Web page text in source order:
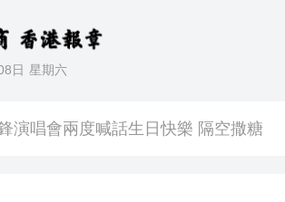
日 星期六
演唱會兩度喊話生日快樂 隔空撒糖